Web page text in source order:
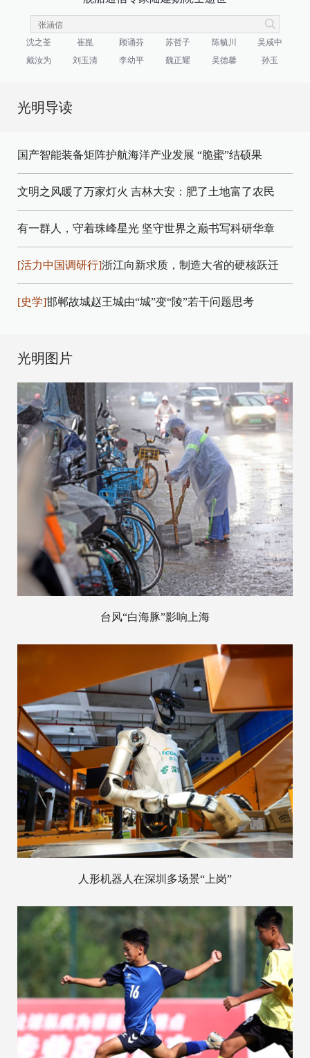
沈之荃 崔崑 顾诵芬 苏哲子 陈毓川
吴咸中
戴汝为
刘玉清 李幼平 魏正耀 吴德馨 孙玉
光明导读
国产智能装备矩阵护航海洋产业发展 “脆蜜”结硕果
文明之风暖了万家灯火 吉林大安：肥了土地富了农民
有一群人，守着珠峰星光 坚守世界之巅书写科研华章
[活力中国调研行]浙江向新求质，制造大省的硬核跃迁
[史学]邯郸故城赵王城由“城”变“陵”若干问题思考
光明图片
台风“白海豚”影响上海
人形机器人在深圳多场景“上岗”